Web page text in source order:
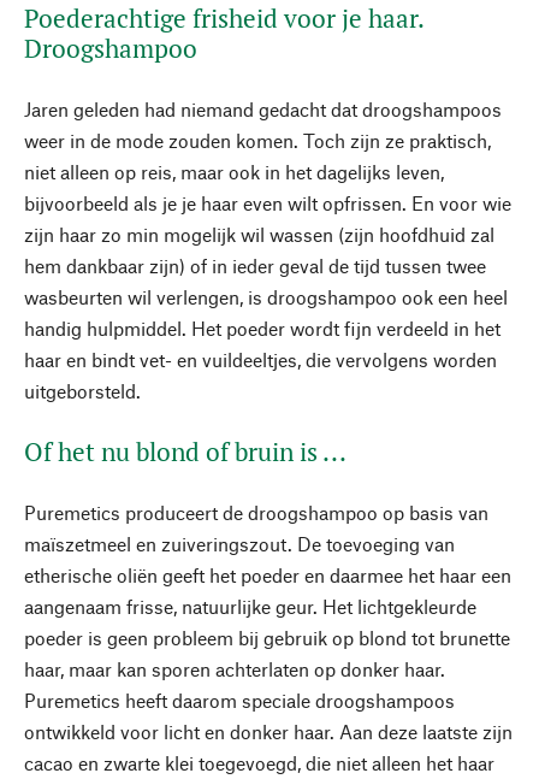
Poederachtige frisheid voor je haar.
Droogshampoo
Jaren geleden had niemand gedacht dat droogshampoos
weer in de mode zouden komen. Toch zijn ze praktisch,
niet alleen op reis, maar ook in het dagelijks leven,
bijvoorbeeld als je je haar even wilt opfrissen. En voor wie
zijn haar zo min mogelijk wil wassen (zijn hoofdhuid zal
hem dankbaar zijn) of in ieder geval de tijd tussen twee
wasbeurten wil verlengen, is droogshampoo ook een heel
handig hulpmiddel. Het poeder wordt fijn verdeeld in het
haar en bindt vet- en vuildeeltjes, die vervolgens worden
uitgeborsteld.
Of het nu blond of bruin is ...
Puremetics produceert de droogshampoo op basis van
maïszetmeel en zuiveringszout. De toevoeging van
etherische oliën geeft het poeder en daarmee het haar een
aangenaam frisse, natuurlijke geur. Het lichtgekleurde
poeder is geen probleem bij gebruik op blond tot brunette
haar, maar kan sporen achterlaten op donker haar.
Puremetics heeft daarom speciale droogshampoos
ontwikkeld voor licht en donker haar. Aan deze laatste zijn
cacao en zwarte klei toegevoegd, die niet alleen het haar